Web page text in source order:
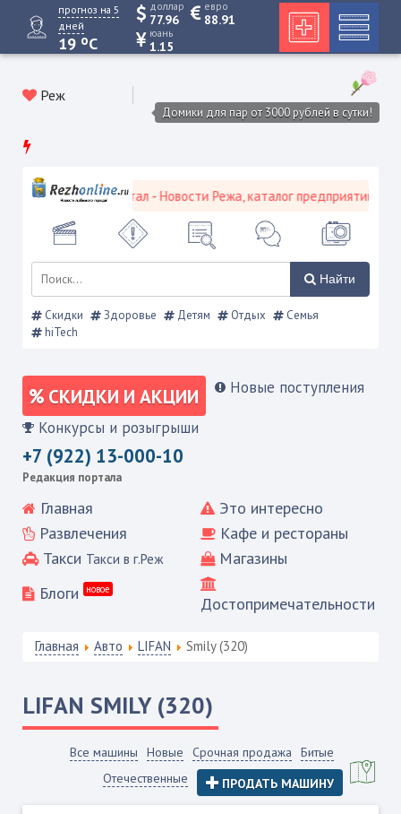
прогноз на 5
дней
19 oC
доллар
77.96
евро
88.91
юань
1.15
Реж
Домики для пар от 3000 рублей в сутки!
городской портал - Новости Режа, каталог предприятий,
Найти
Скидки Здоровье Детям Отдых
Семья
hiTech
СКИДКИ И АКЦИИ Новые поступления
Конкурсы и розыгрыши
+7 (922) 13-000-10
Редакция портала
Главная
Это интересно
Развлечения
Кафе и рестораны
Такси Такси в г.Реж
Магазины
Блоги
новое
Достопримечательности
Главная Авто LIFAN Smily (320)
LIFAN SMILY (320)
Все машины Новые Срочная продажа
Битые
Отечественные
ПРОДАТЬ МАШИНУ